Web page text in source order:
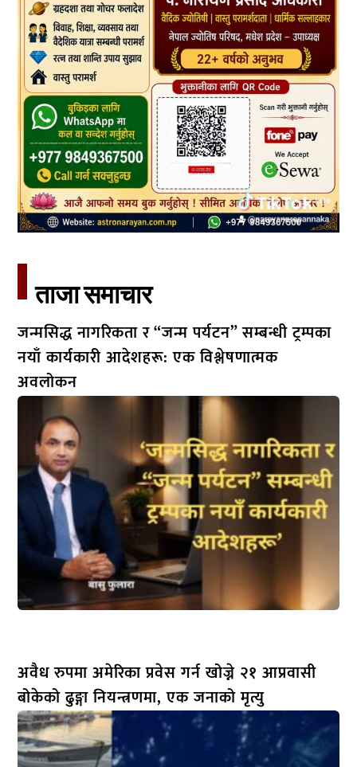
ताजा समाचार​
जन्मसिद्ध नागरिकता र “जन्म पर्यटन” सम्बन्धी ट्रम्पका
नयाँ कार्यकारी आदेशहरू: एक विश्लेषणात्मक
अवलोकन
अवैध रुपमा अमेरिका प्रवेस गर्न खोज्ने २१ आप्रवासी
बोकेको ढुङ्गा नियन्त्रणमा, एक जनाको मृत्यु